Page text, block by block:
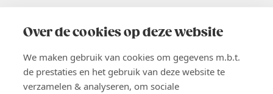
Over de cookies op deze website
We maken gebruik van cookies om gegevens m.b.t.
de prestaties en het gebruik van deze website te
verzamelen & analyseren, om sociale
02 229 81 11